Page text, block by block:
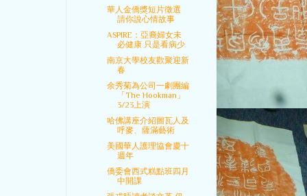
華人金僑獎短片徵選
請你說心情故事
ASPIRE：亞裔婦女未
必健康 只是看病少
南京大學校友歡聚迎新
春
余秀菊為公司一劇團編
「The Hookman」
3/23上演
哈佛講座介紹圖瓦人及
呼麥、薩滿藝術
美國華人護理協會慶十
週年
僑委會西式糕點班四月
中開課